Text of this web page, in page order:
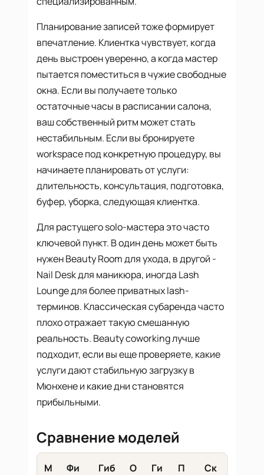
Планирование записей тоже формирует
впечатление. Клиентка чувствует, когда
день выстроен уверенно, а когда мастер
пытается поместиться в чужие свободные
окна. Если вы получаете только
остаточные часы в расписании салона,
ваш собственный ритм может стать
нестабильным. Если вы бронируете
workspace под конкретную процедуру, вы
начинаете планировать от услуги:
длительность, консультация, подготовка,
буфер, уборка, следующая клиентка.
Для растущего solo-мастера это часто
ключевой пункт. В один день может быть
нужен Beauty Room для ухода, в другой -
Nail Desk для маникюра, иногда Lash
Lounge для более приватных lash-
терминов. Классическая субаренда часто
плохо отражает такую смешанную
реальность. Beauty coworking лучше
подходит, если вы еще проверяете, какие
услуги дают стабильную загрузку в
Мюнхене и какие дни становятся
прибыльными.
Сравнение моделей
М
Фи
Гиб
О
Ги
П
Ск